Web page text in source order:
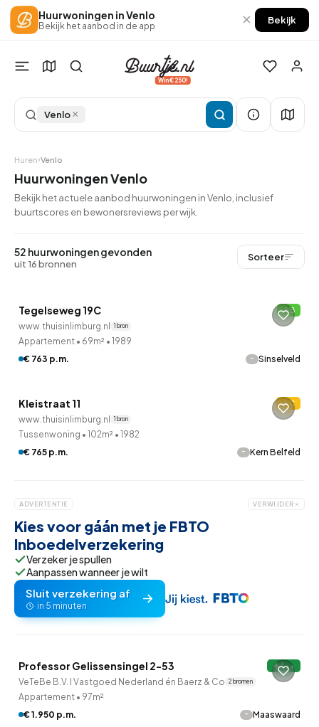
Huurwoningen in Venlo
Bekijk het aanbod in de app × Bekijk
Win €250!
Venlo×
Huren Venlo
Huurwoningen Venlo
Bekijk het actuele aanbod huurwoningen in Venlo, inclusief
buurtscores en bewonersreviews per wijk.
52 huurwoningen gevonden
uit 16 bronnen
Sorteer
11 uur geleden ontdekt
QUICKLANE™
Tegelseweg 19C B
www.thuisinlimburg.nl 1 bron
Appartement • 69m² • 1989
€ 763 p.m.
- Sinselveld
11 uur geleden ontdekt
QUICKLANE™
Woningcorporatie
Kleistraat 11 C
www.thuisinlimburg.nl 1 bron
Tussenwoning • 102m² • 1982
€ 765 p.m.
- Kern Belfeld
ADVERTENTIE VERWIJDER
Kies voor gáán met je FBTO
Inboedelverzekering
Verzeker je spullen
Aanpassen wanneer je wilt
Sluit verzekering af
in 5 minuten
19 uur geleden ontdekt
Professor Gelissensingel 2-53 A++
VeTeBe B.V. I Vastgoed Nederland én Baerz & Co 2 bronnen
Appartement • 97m²
€ 1.950 p.m.
- Maaswaard
QUICKLANE™
Woningcorporatie